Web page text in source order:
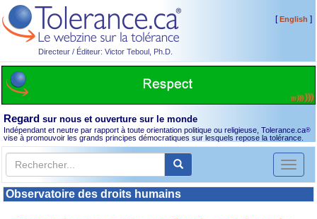
Directeur / Éditeur: Victor Teboul, Ph.D.
[English ]
Regard sur nous et ouverture sur le monde
Indépendant et neutre par rapport à toute orientation politique ou religieuse, Tolerance.ca®
vise à promouvoir les grands principes démocratiques sur lesquels repose la tolérance.
Toggle
Observatoire des droits humains